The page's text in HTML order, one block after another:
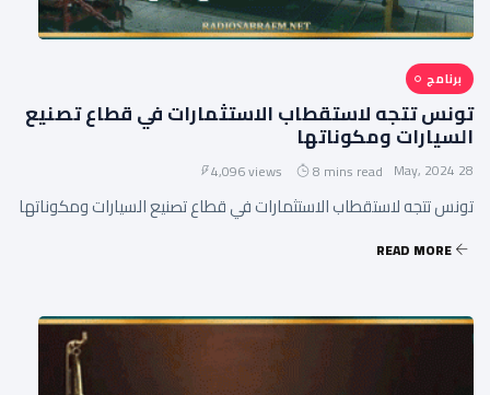
برنامج
تونس تتجه لاستقطاب الاستثمارات في قطاع تصنيع
السيارات ومكوناتها
28 May, 2024
8 mins read
4,096 views
تونس تتجه لاستقطاب الاستثمارات في قطاع تصنيع السيارات ومكوناتها
READ MORE